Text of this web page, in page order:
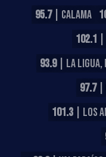
95.7| CALAMA
102.1
93.9| LA LIGUA,
97.7|
101.3| LOS